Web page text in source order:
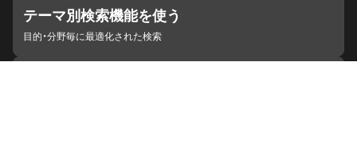
テーマ別検索機能を使う
目的・分野毎に最適化された検索